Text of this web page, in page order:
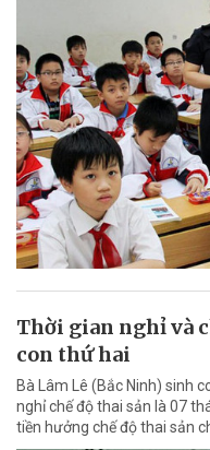
Thời gian nghỉ và
con thứ hai
Bà Lâm Lê (Bắc Ninh) sinh
nghỉ chế độ thai sản là 07
tiền hưởng chế độ thai sản